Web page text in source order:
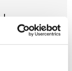
Κατέβασέ
Εκτύπωσέ το